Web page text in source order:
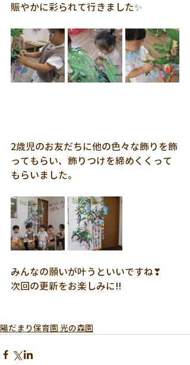
賑やかに彩られて行きました✨
2歳児のお友だちに他の色々な飾りを飾
ってもらい、飾りつけを締めくくって
もらいました。
みんなの願いが叶うといいですね❣
次回の更新をお楽しみに‼
陽だまり保育園 光の森園